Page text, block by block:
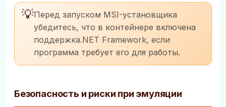
💡Перед запуском MSI-установщика
убедитесь, что в контейнере включена
поддержка.NET Framework, если
программа требует его для работы.
Безопасность и риски при эмуляции